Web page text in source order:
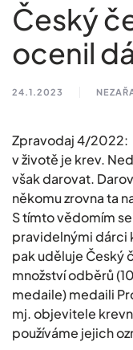
Český
ocenil
24.1.2023
Zpravodaj 4/2022:
v životě je krev.
však darovat.
někomu zrovna ta
S tímto vědomím
pravidelnými dárci
pak uděluje Český
množství odběrů
medaile) medaili
mj. objevitele
používáme jejich